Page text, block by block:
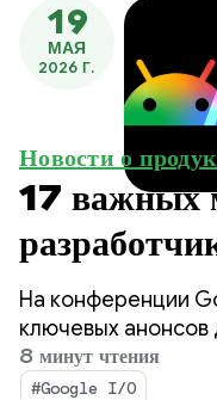
19
МАЯ
2026 Г.
Новости о
17 важных
На конференции
ключевых анонсов
посвященных
за счет
8 минут чтения
#Google I/O